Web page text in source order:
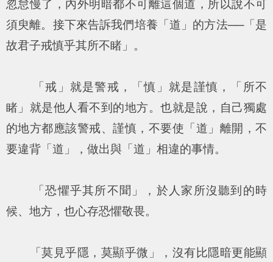
忽怠慢了，內外明暗都不可離這個道，所以說不可
須臾離。接下來告訴我們培養「道」的方法──「是
故君子戒慎乎其所不睹」。
「戒」就是警戒，「慎」就是謹慎，「所不
睹」就是他人看不到的地方。也就是說，自己獨處
的地方都應該警戒、謹慎，不要使「道」離開，不
要違背「道」，做出與「道」相違的事情。
「恐懼乎其所不聞」，於人家所沒聽到的時
候、地方，也心存恐懼敬畏。
「莫見乎隱，莫顯乎微」，沒有比隱暗更能顯